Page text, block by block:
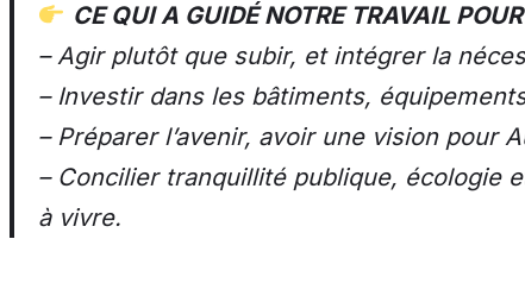
CE QUI A GUIDÉ NOTRE TRAVAIL
– Agir plutôt que subir, et intégrer la
– Investir dans les bâtiments,
– Préparer l’avenir, avoir une vision pour
– Concilier tranquillité publique, écologie
à vivre.